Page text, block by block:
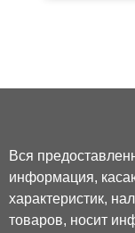
Вся
информация,
характеристик,
товаров, носит